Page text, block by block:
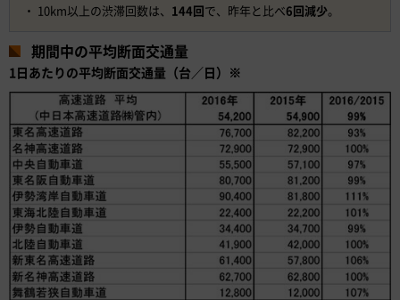
10km以上の渋滞回数は、 144回で、昨年と比べ6回減少。
期間中の平均断面交通量
1日あたりの平均断面交通量（台／日）※